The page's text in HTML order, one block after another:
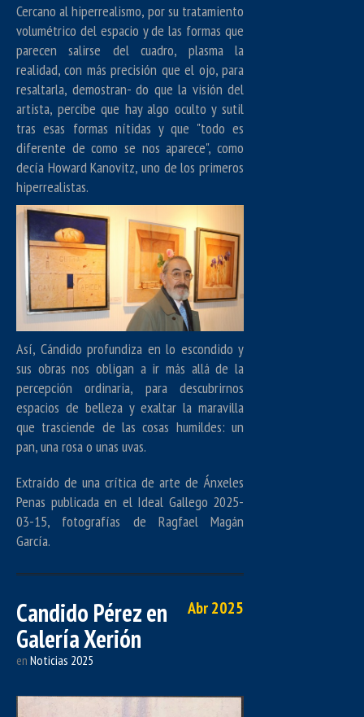
Cercano al hiperrealismo, por su tratamiento
volumétrico del espacio y de las formas que
parecen salirse del cuadro, plasma la
realidad, con más precisión que el ojo, para
resaltarla, demostran- do que la visión del
artista, percibe que hay algo oculto y sutil
tras esas formas nítidas y que "todo es
diferente de como se nos aparece", como
decía Howard Kanovitz, uno de los primeros
hiperrealistas.
Así, Cándido profundiza en lo escondido y
sus obras nos obligan a ir más allá de la
percepción ordinaria, para descubrirnos
espacios de belleza y exaltar la maravilla
que trasciende de las cosas humildes: un
pan, una rosa o unas uvas.
Extraído de una crítica de arte de Ánxeles
Penas publicada en el Ideal Gallego 2025-
03-15, fotografías de Ragfael Magán
García.
Abr 2025
Candido Pérez en
Galería Xerión
en Noticias 2025